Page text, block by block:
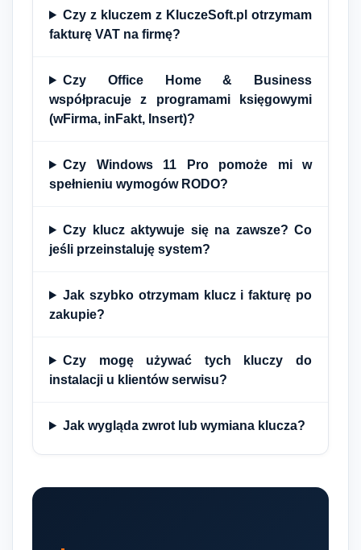
Czy z kluczem z KluczeSoft.pl otrzymam
fakturę VAT na firmę?
Czy Office Home & Business
współpracuje z programami księgowymi
(wFirma, inFakt, Insert)?
Czy Windows 11 Pro pomoże mi w
spełnieniu wymogów RODO?
Czy klucz aktywuje się na zawsze? Co
jeśli przeinstaluję system?
Jak szybko otrzymam klucz i fakturę po
zakupie?
Czy mogę używać tych kluczy do
instalacji u klientów serwisu?
Jak wygląda zwrot lub wymiana klucza?